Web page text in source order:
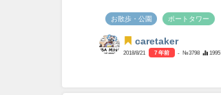
お散歩・公園 ポートタワー
caretaker
2018/8/21 7 年前 - №3798 1995